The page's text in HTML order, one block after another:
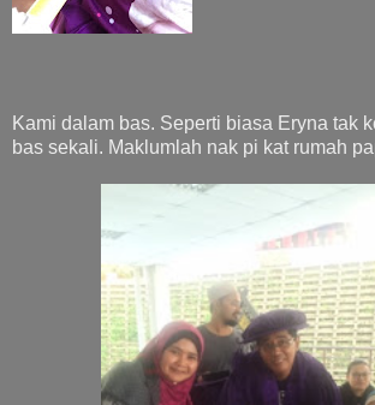
Kami dalam bas. Seperti biasa Eryna tak
bas sekali. Maklumlah nak pi kat rumah